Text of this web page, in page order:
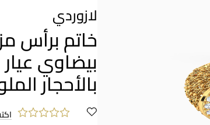
لازوردي
خاتم برأس
بالأحجار